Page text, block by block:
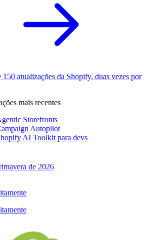
150 atualizações da Shopify, duas vezes por
mais recentes
Storefronts
Autopilot
AI Toolkit para devs
de 2026